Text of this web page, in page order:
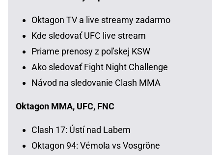
Oktagon TV a live streamy zadarmo
Kde sledovať UFC live stream
Priame prenosy z poľskej KSW
Ako sledovať Fight Night Challenge
Návod na sledovanie Clash MMA
Oktagon MMA, UFC, FNC
Clash 17: Ústí nad Labem
Oktagon 94: Vémola vs Vosgröne